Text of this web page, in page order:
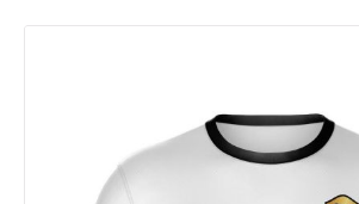
personalisiere dein Master Trikot